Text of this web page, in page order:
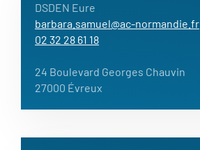
DSDEN Eure
barbara.samuel@ac-normandie.fr
02 32 28 61 18
24 Boulevard Georges Chauvin
27000 Évreux